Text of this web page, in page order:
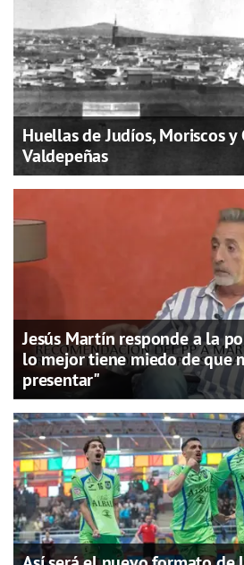
Huellas de Judíos, Moriscos y
Valdepeñas
Jesús Martín responde a la
lo mejor tiene miedo de que
presentar"